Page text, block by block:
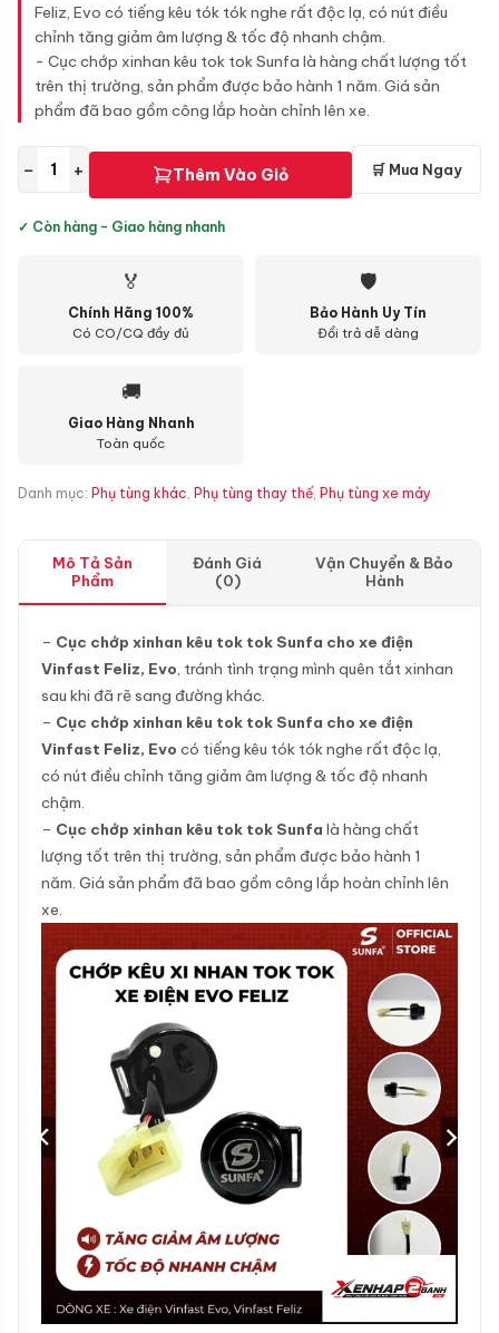
Feliz, Evo có tiếng kêu tók tók nghe rất độc lạ, có nút điều
chỉnh tăng giảm âm lượng & tốc độ nhanh chậm.
- Cục chớp xinhan kêu tok tok Sunfa là hàng chất lượng tốt
trên thị trường, sản phẩm được bảo hành 1 năm. Giá sản
phẩm đã bao gồm công lắp hoàn chỉnh lên xe.
− + Thêm Vào Giỏ 🛒 Mua Ngay
✓ Còn hàng - Giao hàng nhanh
🏅
Chính Hãng 100%
Có CO/CQ đầy đủ
🛡
Bảo Hành Uy Tín
Đổi trả dễ dàng
🚚
Giao Hàng Nhanh
Toàn quốc
Danh mục: Phụ tùng khác, Phụ tùng thay thế, Phụ tùng xe máy
Mô Tả Sản
Phẩm
Đánh Giá
(0)
Vận Chuyển & Bảo
Hành
– Cục chớp xinhan kêu tok tok Sunfa cho xe điện
Vinfast Feliz, Evo, tránh tình trạng mình quên tắt xinhan
sau khi đã rẽ sang đường khác.
– Cục chớp xinhan kêu tok tok Sunfa cho xe điện
Vinfast Feliz, Evo có tiếng kêu tók tók nghe rất độc lạ,
có nút điều chỉnh tăng giảm âm lượng & tốc độ nhanh
chậm.
– Cục chớp xinhan kêu tok tok Sunfa là hàng chất
lượng tốt trên thị trường, sản phẩm được bảo hành 1
năm. Giá sản phẩm đã bao gồm công lắp hoàn chỉnh lên
xe.